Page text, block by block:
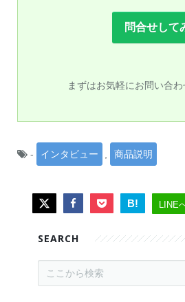
問合せして
まずはお気軽にお問い合わ
- インタビュー 商品説明
B! LINE
SEARCH